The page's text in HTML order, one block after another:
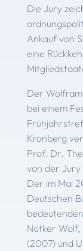
Die Jury
Ankauf von
eine
Der
bei einem
Kronberg
Prof. Dr.
von der Jury
Der im Mai
Deutschen
Notker
(2007) und